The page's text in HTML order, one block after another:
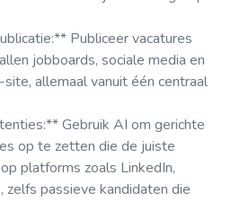
Publiceer vacatures
jobboards, sociale media en
allemaal vanuit één centraal
Gebruik AI om gerichte
op te zetten die de juiste
platforms zoals LinkedIn,
zelfs passieve kandidaten die